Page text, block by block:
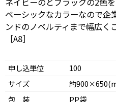
ベーシックなカラーなので企
ンドのノベルティまで幅広く
［A8］
申し込単位
100
サイズ
約
包 装
PP袋